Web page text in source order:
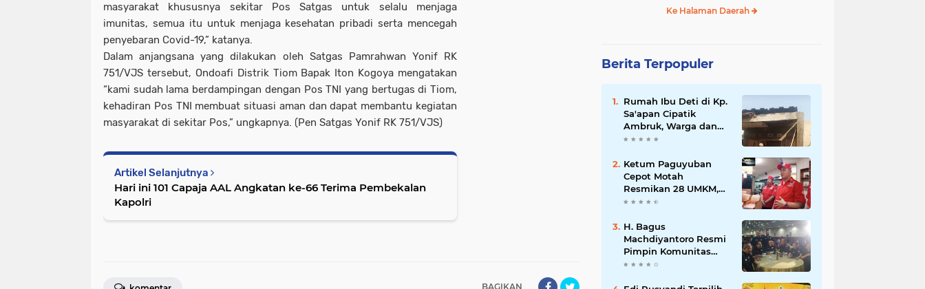
masyarakat khususnya sekitar Pos Satgas untuk selalu menjaga
imunitas, semua itu untuk menjaga kesehatan pribadi serta mencegah
penyebaran Covid-19,” katanya.
Dalam anjangsana yang dilakukan oleh Satgas Pamrahwan Yonif RK
751/VJS tersebut, Ondoafi Distrik Tiom Bapak Iton Kogoya mengatakan
“kami sudah lama berdampingan dengan Pos TNI yang bertugas di Tiom,
kehadiran Pos TNI membuat situasi aman dan dapat membantu kegiatan
masyarakat di sekitar Pos,” ungkapnya. (Pen Satgas Yonif RK 751/VJS)
Artikel Selanjutnya
Hari ini 101 Capaja AAL Angkatan ke-66 Terima Pembekalan
Kapolri
BAGIKAN
Ke Halaman Daerah
Berita Terpopuler
Rumah Ibu Deti di Kp.
Sa'apan Cipatik
Ambruk, Warga dan
Pemdes Sigap Bantu
Ketum Paguyuban
Cepot Motah
Resmikan 28 UMKM,
Siap Gelar Festival
Jalan Braga
H. Bagus
Machdiyantoro Resmi
Pimpin Komunitas
BBC Periode 2026–